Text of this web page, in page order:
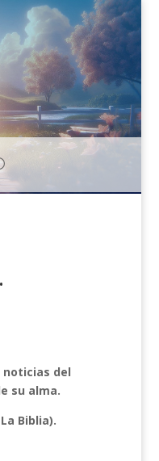
noticias del
su alma.
Biblia).